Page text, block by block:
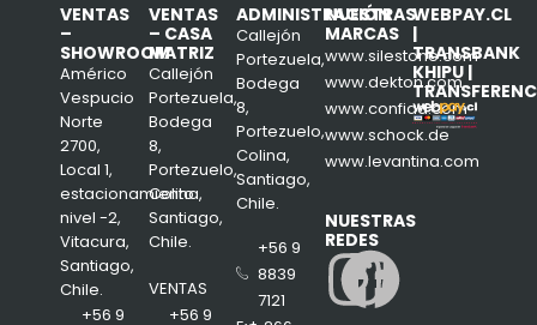
VENTAS
–
SHOWROOM
Américo
Vespucio
Norte
2700,
Local 1,
estacionamiento
nivel -2,
Vitacura,
Santiago,
Chile.
+56 9
VENTAS
– CASA
MATRIZ
Callejón
Portezuela,
Bodega
8,
Portezuelo,
Colina,
Santiago,
Chile.
VENTAS
+56 9
ADMINISTRACIÓN
Callejón
Portezuela,
Bodega
8,
Portezuelo,
Colina,
Santiago,
Chile.
+56 9
8839
7121
NUESTRAS
MARCAS
www.silestone.com
www.dekton.com
www.confiad.com
www.schock.de
www.levantina.com
NUESTRAS
REDES
WEBPAY.CL
|
TRANSBANK
KHIPU |